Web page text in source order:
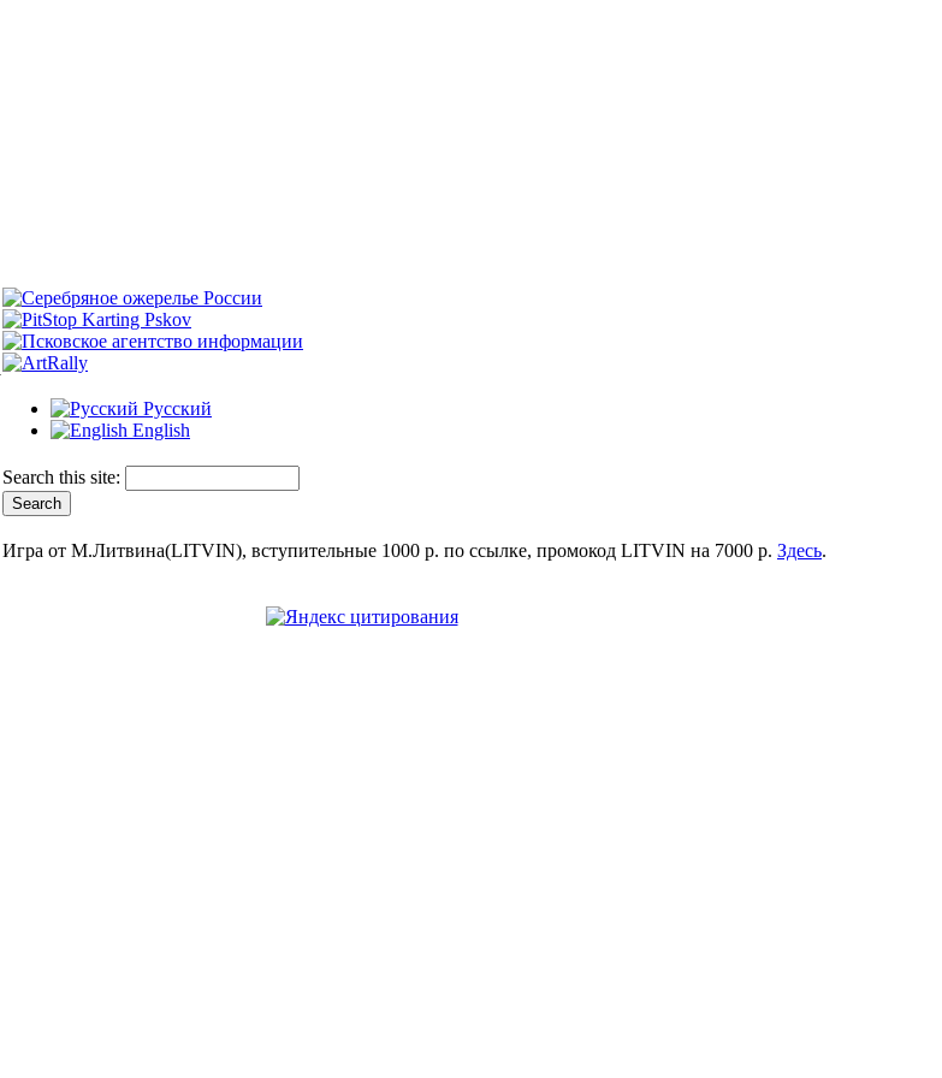
Русский
English
Search this site:
Игра от М.Литвина(LITVIN), вступительные 1000 р. по ссылке, промокод LITVIN на 7000 р. Здесь.